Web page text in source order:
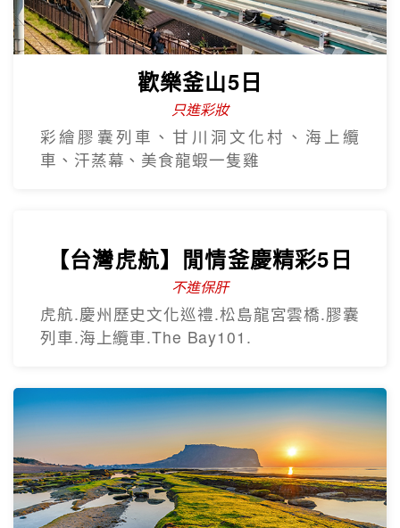
歡樂釜山5日
只進彩妝
彩繪膠囊列車、甘川洞文化村、海上纜
車、汗蒸幕、美食龍蝦一隻雞
【台灣虎航】閒情釜慶精彩5日
不進保肝
虎航.慶州歷史文化巡禮.松島龍宮雲橋.膠囊
列車.海上纜車.The Bay101.